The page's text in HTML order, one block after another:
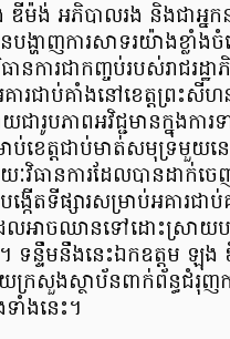
ម៉ង់ អភិបាលរង និងជាអ្នកន
ង្ហាញការសាទរយ៉ាងខ្លាំង
នការជាកញ្ចប់របស់រាជរដ្ឋ
ារជាប់គាំងនៅខេត្តព្រះសីហ
ជារូបភាពអវិជ្ជមានក្នុងការ
ខេត្តជាប់មាត់សមុទ្រមួយន
ៈវិធានការដែលបានដាក់ច
កើតទីផ្សារសម្រាប់អគារជាប់
អាចឈានទៅដោះស្រាយបញ្
ទន្ទឹមនឹងនេះឯកឧត្តម ឡុង ឌី
រសួងស្ថាប័នពាក់ព័ន្ធជំរុញ
ាំងនេះ។